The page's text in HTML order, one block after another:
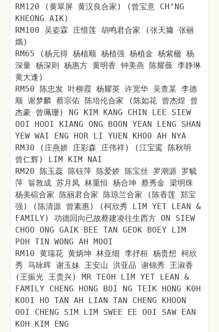
RM120 (黄翠屏 黄汉良合家) (曾宝意 CH’NG
KHEONG AIK)
RM100 吴姿霖 庄惜莲 胡鸣君合家 (张天墉 张丽
娥)
RM65 (杨元得 杨植顺 杨植强 杨植金 杨紫楹 杨
深量 杨深则 杨惠方 黄明香 钟美燕 陈耀薇 李静琳
黄大逢)
RM50 陈忠发 叶柳霞 杨耀英 许宽华 吴查某 李德
顺 谢梦麟 蔡宗佑 陈培伦合家 (陈如花 曾杰煌 曾
杰豪 曾珮珊) NG KIM KANG CHIN LEE SIEW
OOI HOOI KIANG ONG BOON YEAN LENG SHAN
YEW WAI ENG HOR LI YUEN KHOO AH NYA
RM30 (庄燕娇 庄彩森 庄伟祥) (江宝鸾 陈秋明
曾仁辉) LIM KIM NAI
RM20 陈玉蕊 陈钰萍 陈爱娇 陈宝丝 罗潮源 罗毓
萍 翁敦成 苏月凤 林重恒 杨合坤 蔡秀金 梁明珠
杨美碹合家 陈丽君合家 陈琼兰合家 (陈香莲 郑宝
强) (陈清源 曾素惠) (柯欣秀 LIM YET LEAN &
FAMILY) 功德回向已故蔡建凌往生西方 ON SIEW
CHOO ONG GAIK BEE TAN GEOK BOEY LIM
POH TIN WONG AH MOOI
RM10 黄瑞花 黄炳坤 林亚细 李抒桓 杨贵想 柯欣
秀 马咏晖 谢玉妹 王安山 洪亚品 谢锦秀 王淑香
(王振光 王贵兴) MR TEOH LIM YET LEAN &
FAMILY CHENG HONG BOI NG TEIK HONG KOH
KOOI HO TAN AH LIAN TAN CHENG KHOON
OOI CHENG SIM LIM SWEE EE OOI SAW EAN
KOH KIM ENG